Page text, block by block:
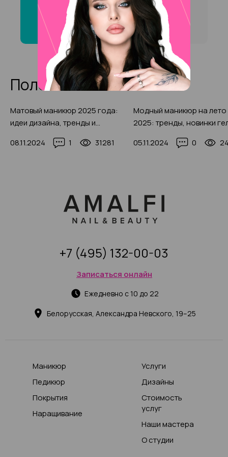
«Ботокс для бровей» на на
Преображенской площади
?
Полезные статьи
Матовый маникюр 2025 года:
идеи дизайна, тренды и
08.11.2024 1 31281
Модный маникюр на лето
2025: тренды, новинки
05.11.2024 0
Белорусская, Александра Невского, 19–25
Ежедневно с 10 до 22
Записаться онлайн
+7 (495) 132-00-03
Маникюр
Педикюр
Покрытия
Наращивание
Услуги
Дизайны
Стоимость
услуг
Наши мастера
О студии